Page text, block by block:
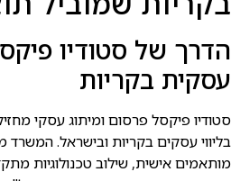
הדרך של סטודיו
עסקית בקריות
בליווי עסקים בקריות ובישראל.
מותאמים אישית, שילוב טכנולוגיות